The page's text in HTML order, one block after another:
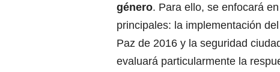
género. Para ello, se enfocará
principales: la implementación
Paz de 2016 y la seguridad
evaluará particularmente la